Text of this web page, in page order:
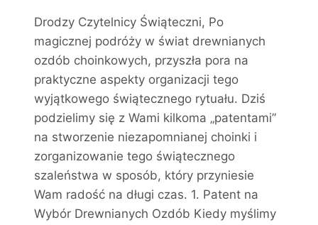
Drodzy Czytelnicy Świąteczni, Po
magicznej podróży w świat drewnianych
ozdób choinkowych, przyszła pora na
praktyczne aspekty organizacji tego
wyjątkowego świątecznego rytuału. Dziś
podzielimy się z Wami kilkoma „patentami”
na stworzenie niezapomnianej choinki i
zorganizowanie tego świątecznego
szaleństwa w sposób, który przyniesie
Wam radość na długi czas. 1. Patent na
Wybór Drewnianych Ozdób Kiedy myślimy